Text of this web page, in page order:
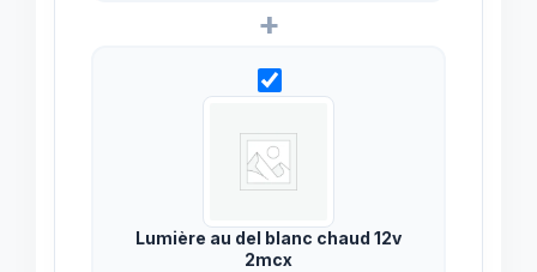
+
Lumière au del blanc chaud 12v
2mcx